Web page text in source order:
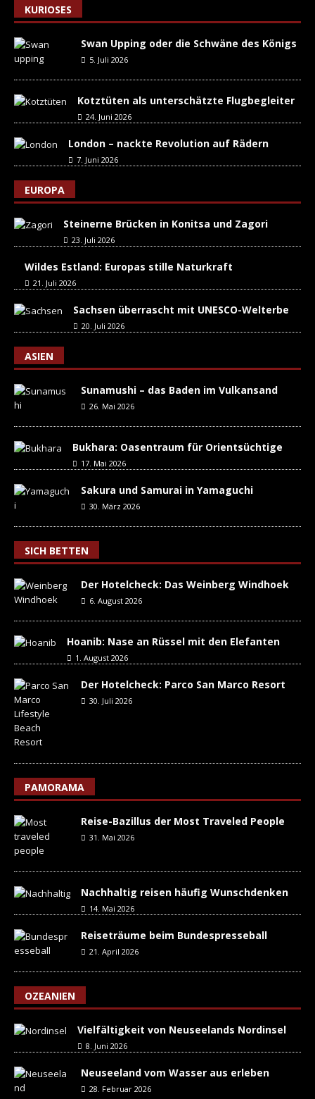
KURIOSES
Swan Upping oder die Schwäne des Königs
5. Juli 2026
Kotztüten als unterschätzte Flugbegleiter
24. Juni 2026
London – nackte Revolution auf Rädern
7. Juni 2026
EUROPA
Steinerne Brücken in Konitsa und Zagori
23. Juli 2026
Wildes Estland: Europas stille Naturkraft
21. Juli 2026
Sachsen überrascht mit UNESCO-Welterbe
20. Juli 2026
ASIEN
Sunamushi – das Baden im Vulkansand
26. Mai 2026
Bukhara: Oasentraum für Orientsüchtige
17. Mai 2026
Sakura und Samurai in Yamaguchi
30. März 2026
SICH BETTEN
Der Hotelcheck: Das Weinberg Windhoek
6. August 2026
Hoanib: Nase an Rüssel mit den Elefanten
1. August 2026
Der Hotelcheck: Parco San Marco Resort
30. Juli 2026
PAMORAMA
Reise-Bazillus der Most Traveled People
31. Mai 2026
Nachhaltig reisen häufig Wunschdenken
14. Mai 2026
Reiseträume beim Bundespresseball
21. April 2026
OZEANIEN
Vielfältigkeit von Neuseelands Nordinsel
8. Juni 2026
Neuseeland vom Wasser aus erleben
28. Februar 2026